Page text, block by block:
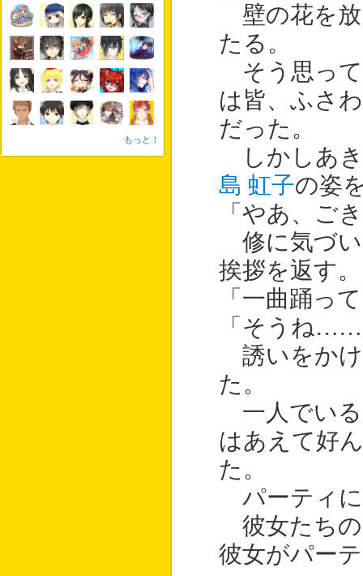
壁の花を放
たる。
そう思って
は皆、ふさ
だった。
しかしあき
島 虹子の姿
「やあ、ご
修に気づい
挨拶を返す。
「一曲踊っ
「そうね
誘いをかけ
た。
一人でいる
はあえて好
た。
パーティに
彼女たちの
彼女がパー
もっと！